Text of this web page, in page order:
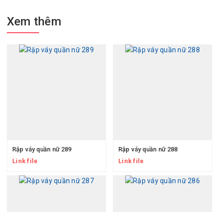
Xem thêm
Rập váy quần nữ 289
Link file
Rập váy quần nữ 288
Link file